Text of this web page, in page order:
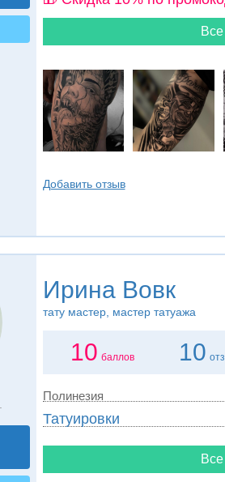
Добавить отзыв
Ирина Вовк
тату мастер, мастер татуажа
10 баллов 10
Полинезия
Татуировки